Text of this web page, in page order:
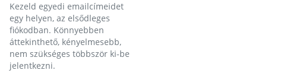
Kezeld egyedi emailcímeidet
egy helyen, az elsődleges
fiókodban. Könnyebben
áttekinthető, kényelmesebb,
nem szükséges többször ki-be
jelentkezni.